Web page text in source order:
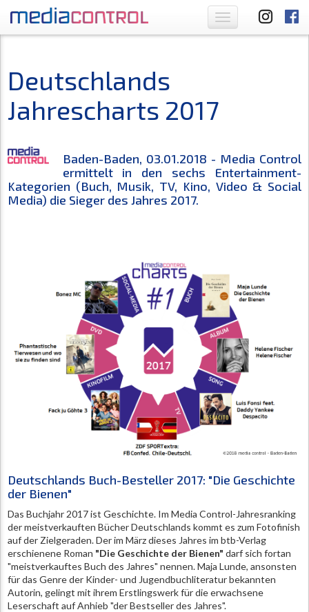
Toggle
navigation
Deutschlands
Jahrescharts 2017
Baden-Baden, 03.01.2018 - Media Control
ermittelt in den sechs Entertainment-
Kategorien (Buch, Musik, TV, Kino, Video & Social
Media) die Sieger des Jahres 2017.
Deutschlands Buch-Besteller 2017: "Die Geschichte
der Bienen"
Das Buchjahr 2017 ist Geschichte. Im Media Control-Jahresranking
der meistverkauften Bücher Deutschlands kommt es zum Fotofinish
auf der Zielgeraden. Der im März dieses Jahres im btb-Verlag
erschienene Roman "Die Geschichte der Bienen" darf sich fortan
"meistverkauftes Buch des Jahres" nennen. Maja Lunde, ansonsten
für das Genre der Kinder- und Jugendbuchliteratur bekannten
Autorin, gelingt mit ihrem Erstlingswerk für die erwachsene
Leserschaft auf Anhieb "der Bestseller des Jahres".